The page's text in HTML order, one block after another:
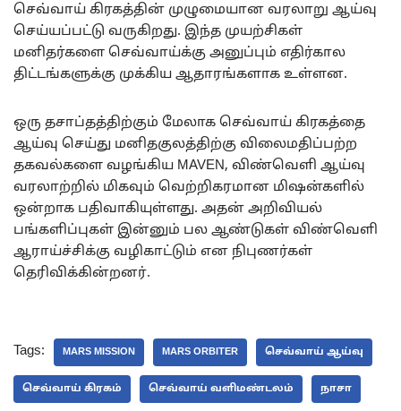
செவ்வாய் கிரகத்தின் முழுமையான வரலாறு ஆய்வு
செய்யப்பட்டு வருகிறது. இந்த முயற்சிகள்
மனிதர்களை செவ்வாய்க்கு அனுப்பும் எதிர்கால
திட்டங்களுக்கு முக்கிய ஆதாரங்களாக உள்ளன.
ஒரு தசாப்தத்திற்கும் மேலாக செவ்வாய் கிரகத்தை
ஆய்வு செய்து மனிதகுலத்திற்கு விலைமதிப்பற்ற
தகவல்களை வழங்கிய MAVEN, விண்வெளி ஆய்வு
வரலாற்றில் மிகவும் வெற்றிகரமான மிஷன்களில்
ஒன்றாக பதிவாகியுள்ளது. அதன் அறிவியல்
பங்களிப்புகள் இன்னும் பல ஆண்டுகள் விண்வெளி
ஆராய்ச்சிக்கு வழிகாட்டும் என நிபுணர்கள்
தெரிவிக்கின்றனர்.
Tags: MARS MISSION MARS ORBITER செவ்வாய் ஆய்வு
செவ்வாய் கிரகம் செவ்வாய் வளிமண்டலம் நாசா